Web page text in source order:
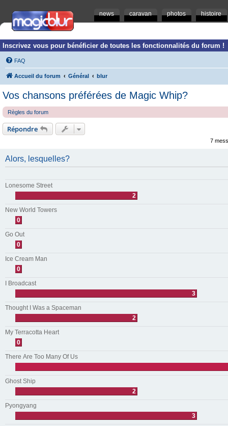
news caravan photos histoire
Inscrivez vous pour bénéficier de toutes les fonctionnalités du forum !
FAQ
Accueil du forum Général blur
Vos chansons préférées de Magic Whip?
Règles du forum
Répondre
7
Alors, lesquelles?
Lonesome Street
2
New World Towers
0
Go Out
0
Ice Cream Man
0
I Broadcast
3
Thought I Was a Spaceman
2
My Terracotta Heart
0
There Are Too Many Of Us
Ghost Ship
2
Pyongyang
3